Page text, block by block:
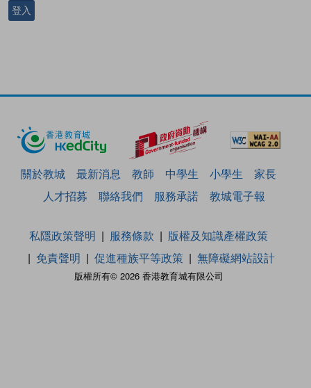
登入
關於教城 最新消息 教師 中學生 小學生
家長
人才招募
聯絡我們 服務承諾 教城電子報
版權所有© 2026 香港教育城有限公司
私隱政策聲明 服務條款
版權及知識產權政策
免責聲明
促進種族平等政策 無障礙網站設計